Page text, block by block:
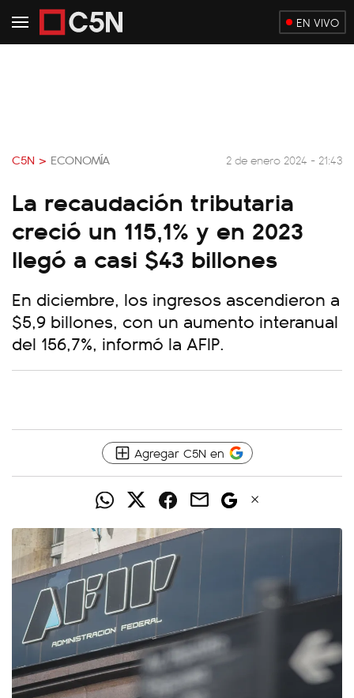
EN VIVO
C5N > ECONOMÍA 2 de enero 2024 - 21:43
La recaudación tributaria
creció un 115,1% y en 2023
llegó a casi $43 billones
En diciembre, los ingresos ascendieron a
$5,9 billones, con un aumento interanual
del 156,7%, informó la AFIP.
Agregar C5N en